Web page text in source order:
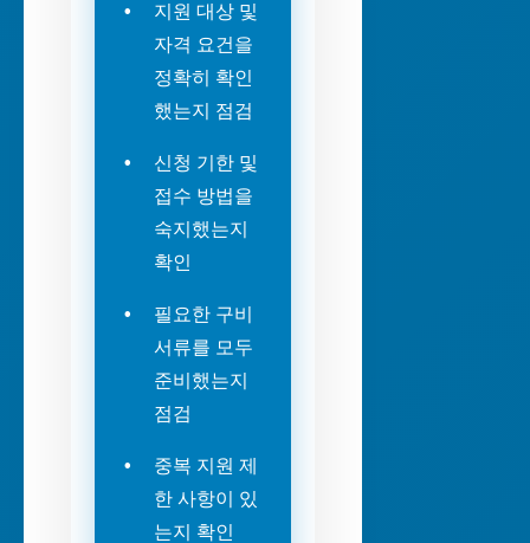
지원 대상 및
자격 요건을
정확히 확인
했는지 점검
신청 기한 및
접수 방법을
숙지했는지
확인
필요한 구비
서류를 모두
준비했는지
점검
중복 지원 제
한 사항이 있
는지 확인